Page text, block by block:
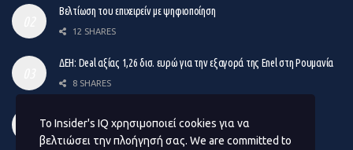
Βελτίωση του επιχειρείν με ψηφιοποίηση
12 SHARES
ΔΕΗ: Deal αξίας 1,26 δισ. ευρώ για την εξαγορά της Enel στη Ρουμανία
8 SHARES
Venture Capital: Το νέο σχήμα επιχειρηματικών συμμετοχών
14 SHARES
Το Insider's IQ χρησιμοποιεί cookies για να
βελτιώσει την πλοήγησή σας. We are committed to